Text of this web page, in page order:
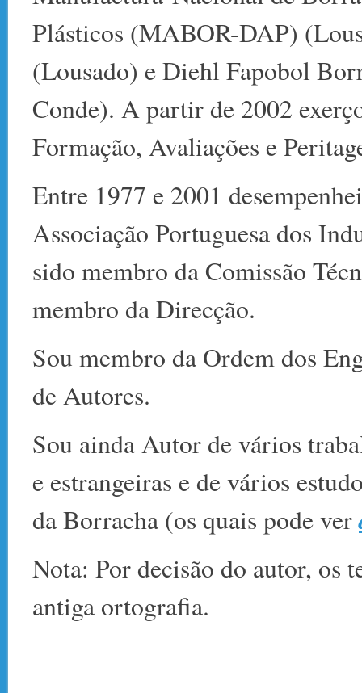
Plásticos (MABOR-DAP)
(Lousado) e Diehl Fapobol
Conde). A partir de 2002
Formação, Avaliações e
Entre 1977 e 2001
Associação Portuguesa dos
sido membro da Comissão
membro da Direcção.
Sou membro da Ordem dos
de Autores.
Sou ainda Autor de vários
e estrangeiras e de vários
da Borracha (os quais pode ver
Nota: Por decisão do autor, os
antiga ortografia.